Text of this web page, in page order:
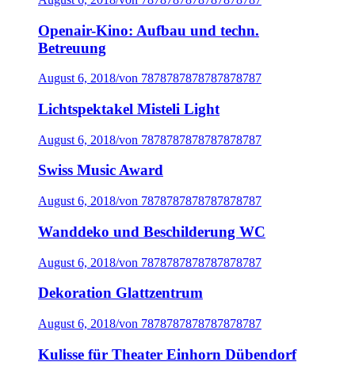
Openair-Kino: Aufbau und techn.
Betreuung
August 6, 2018/von 7878787878787878787
Lichtspektakel Misteli Light
August 6, 2018/von 7878787878787878787
Swiss Music Award
August 6, 2018/von 7878787878787878787
Wanddeko und Beschilderung WC
August 6, 2018/von 7878787878787878787
Dekoration Glattzentrum
August 6, 2018/von 7878787878787878787
Kulisse für Theater Einhorn Dübendorf